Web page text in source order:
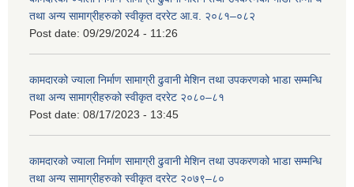
तथा अन्य सामाग्रीहरुको स्वीकृत दररेट आ.व. २०८१–०८२
Post date: 09/29/2024 - 11:26
कामदारको ज्याला निर्माण सामाग्री ढुवानी मेशिन तथा उपकरणको भाडा सम्मन्धि
तथा अन्य सामाग्रीहरुको स्वीकृत दररेट २०८०–८१
Post date: 08/17/2023 - 13:45
कामदारको ज्याला निर्माण सामाग्री ढुवानी मेशिन तथा उपकरणको भाडा सम्मन्धि
तथा अन्य सामाग्रीहरुको स्वीकृत दररेट २०७९–८०